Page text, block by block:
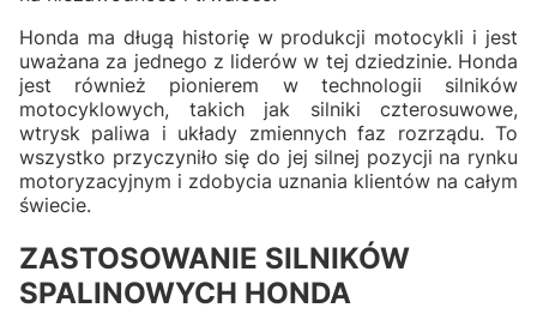
Honda ma długą historię w produkcji motocykli i jest
uważana za jednego z liderów w tej dziedzinie. Honda
jest również pionierem w technologii silników
motocyklowych, takich jak silniki czterosuwowe,
wtrysk paliwa i układy zmiennych faz rozrządu. To
wszystko przyczyniło się do jej silnej pozycji na rynku
motoryzacyjnym i zdobycia uznania klientów na całym
świecie.
ZASTOSOWANIE SILNIKÓW
SPALINOWYCH HONDA